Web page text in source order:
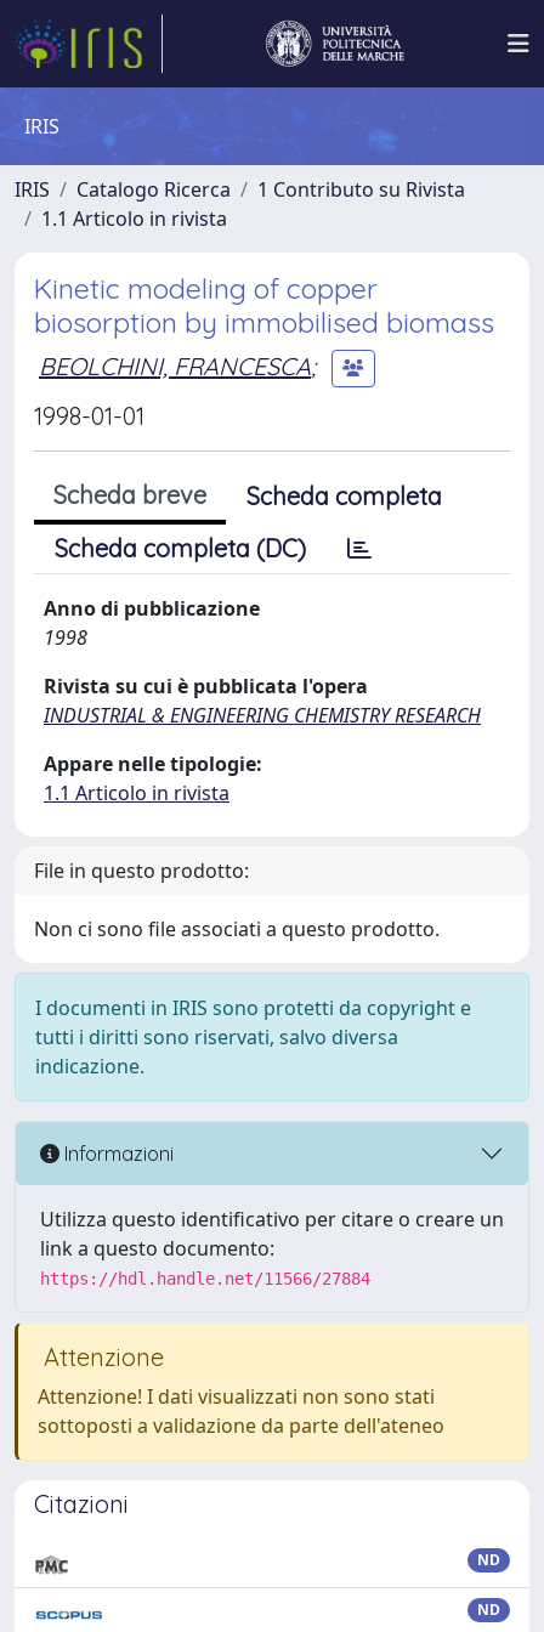
IRIS
IRIS Catalogo Ricerca
1 Contributo su Rivista
1.1 Articolo in rivista
Kinetic modeling of copper
biosorption by immobilised biomass
BEOLCHINI, FRANCESCA;
1998-01-01
Scheda breve
Scheda completa
Scheda completa (DC)
Anno di pubblicazione
1998
Rivista su cui è pubblicata l'opera
INDUSTRIAL & ENGINEERING CHEMISTRY RESEARCH
Appare nelle tipologie:
1.1 Articolo in rivista
File in questo prodotto:
Non ci sono file associati a questo prodotto.
I documenti in IRIS sono protetti da copyright e
tutti i diritti sono riservati, salvo diversa
indicazione.
Informazioni
Utilizza questo identificativo per citare o creare un
link a questo documento:
https://hdl.handle.net/11566/27884
Attenzione
Attenzione! I dati visualizzati non sono stati
sottoposti a validazione da parte dell'ateneo
Citazioni
ND
ND